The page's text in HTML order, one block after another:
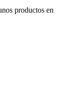
productos en